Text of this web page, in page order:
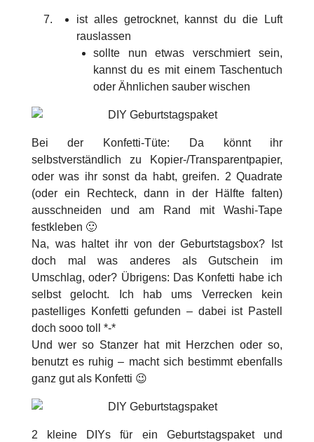
ist alles getrocknet, kannst du die Luft
rauslassen
sollte nun etwas verschmiert sein,
kannst du es mit einem Taschentuch
oder Ähnlichen sauber wischen
Bei der Konfetti-Tüte: Da könnt ihr
selbstverständlich zu Kopier-/Transparentpapier,
oder was ihr sonst da habt, greifen. 2 Quadrate
(oder ein Rechteck, dann in der Hälfte falten)
ausschneiden und am Rand mit Washi-Tape
festkleben 🙂
Na, was haltet ihr von der Geburtstagsbox? Ist
doch mal was anderes als Gutschein im
Umschlag, oder? Übrigens: Das Konfetti habe ich
selbst gelocht. Ich hab ums Verrecken kein
pastelliges Konfetti gefunden – dabei ist Pastell
doch sooo toll *-*
Und wer so Stanzer hat mit Herzchen oder so,
benutzt es ruhig – macht sich bestimmt ebenfalls
ganz gut als Konfetti 😉
2 kleine DIYs für ein Geburtstagspaket und